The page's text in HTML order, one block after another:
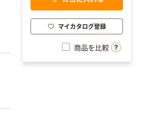
マイカタログ登録
商品を比較